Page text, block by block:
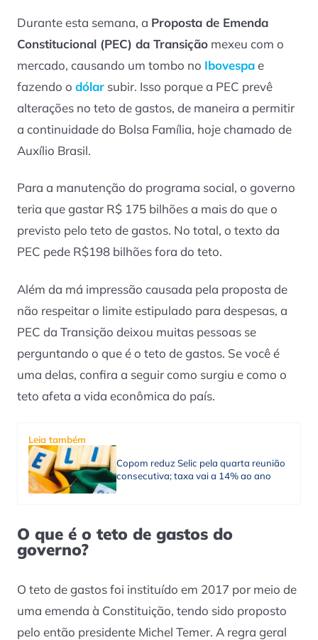
Durante esta semana, a Proposta de Emenda
Constitucional (PEC) da Transição mexeu com o
mercado, causando um tombo no Ibovespae
fazendo o dólar subir. Isso porque a PEC prevê
alterações no teto de gastos, de maneira a permitir
a continuidade do Bolsa Família, hoje chamado de
Auxílio Brasil.
Para a manutenção do programa social, o governo
teria que gastar R$ 175 bilhões a mais do que o
previsto pelo teto de gastos. No total, o texto da
PEC pede R$198 bilhões fora do teto.
Além da má impressão causada pela proposta de
não respeitar o limite estipulado para despesas, a
PEC da Transição deixou muitas pessoas se
perguntando o que é o teto de gastos. Se você é
uma delas, confira a seguir como surgiu e como o
teto afeta a vida econômica do país.
Leia também
Copom reduz Selic pela quarta reunião
consecutiva; taxa vai a 14% ao ano
O que é o teto de gastos do
governo?
O teto de gastos foi instituído em 2017 por meio de
uma emenda à Constituição, tendo sido proposto
pelo então presidente Michel Temer. A regra geral